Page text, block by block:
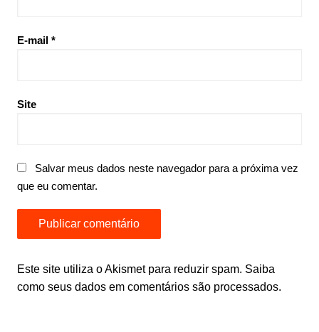
E-mail *
Site
Salvar meus dados neste navegador para a próxima vez
que eu comentar.
Este site utiliza o Akismet para reduzir spam. Saiba
como seus dados em comentários são processados.